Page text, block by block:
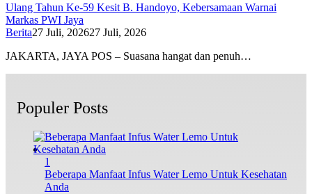
Ulang Tahun Ke-59 Kesit B. Handoyo, Kebersamaan Warnai
Markas PWI Jaya
Berita27 Juli, 202627 Juli, 2026
JAKARTA, JAYA POS – Suasana hangat dan penuh…
Populer Posts
1
Beberapa Manfaat Infus Water Lemo Untuk Kesehatan
Anda